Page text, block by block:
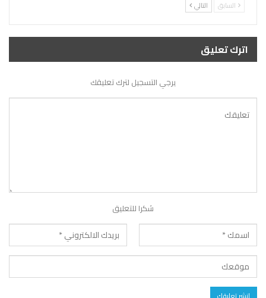
السابق التالي
اترك تعليق
يرجي التسجيل لترك تعليقك
شكرا للتعليق